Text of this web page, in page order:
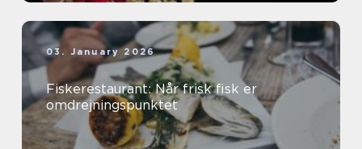
03. January 2026
Fiskerestaurant: Når frisk fisk er
omdrejningspunktet